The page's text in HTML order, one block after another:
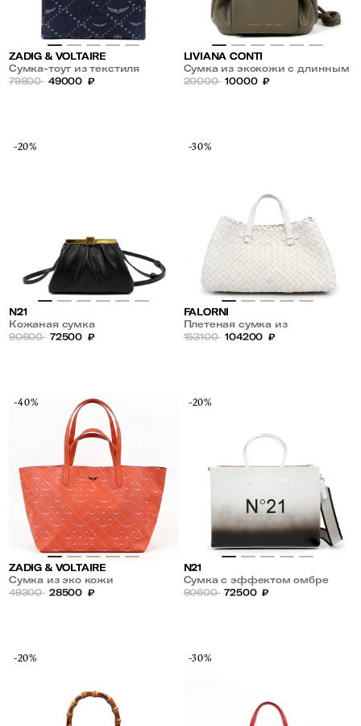
ZADIG & VOLTAIRE
Сумка-тоут из текстиля
79800 49000 ₽
LIVIANA CONTI
Сумка из экокожи с длинным
ремнем
20000 10000 ₽
-20%
N21
Кожаная сумка
90600 72500 ₽
-30%
FALORNI
Плетеная сумка из
натуральной кожи
153100 104200 ₽
-40%
ZADIG & VOLTAIRE
Сумка из эко кожи
49300 28500 ₽
-20%
N21
Сумка с эффектом омбре
90600 72500 ₽
-20% -30%